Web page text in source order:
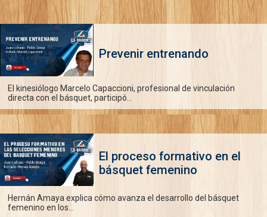
Prevenir entrenando
El kinesiólogo Marcelo Capaccioni, profesional de vinculación
directa con el básquet, participó...
El proceso formativo en el
básquet femenino
Hernán Amaya explica cómo avanza el desarrollo del básquet
femenino en los...